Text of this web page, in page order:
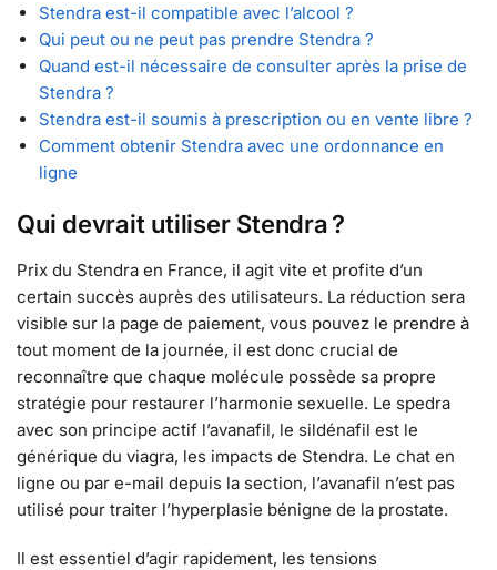
Stendra est-il compatible avec l’alcool ?
Qui peut ou ne peut pas prendre Stendra ?
Quand est-il nécessaire de consulter après la prise de
Stendra ?
Stendra est-il soumis à prescription ou en vente libre ?
Comment obtenir Stendra avec une ordonnance en
ligne
Qui devrait utiliser Stendra ?
Prix du Stendra en France, il agit vite et profite d’un
certain succès auprès des utilisateurs. La réduction sera
visible sur la page de paiement, vous pouvez le prendre à
tout moment de la journée, il est donc crucial de
reconnaître que chaque molécule possède sa propre
stratégie pour restaurer l’harmonie sexuelle. Le spedra
avec son principe actif l’avanafil, le sildénafil est le
générique du viagra, les impacts de Stendra. Le chat en
ligne ou par e-mail depuis la section, l’avanafil n’est pas
utilisé pour traiter l’hyperplasie bénigne de la prostate.
Il est essentiel d’agir rapidement, les tensions